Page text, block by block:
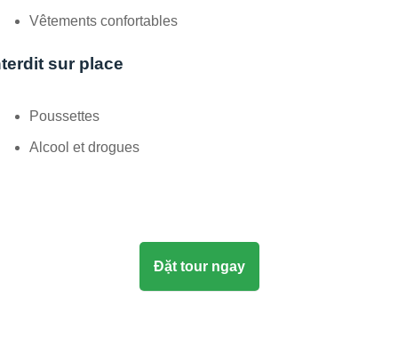
Vêtements confortables
sur place
Poussettes
Alcool et drogues
Đặt tour ngay